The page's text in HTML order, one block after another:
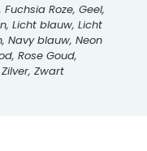
Roze, Geel,
Licht blauw, Licht
Navy blauw, Neon
Rose Goud,
Zwart